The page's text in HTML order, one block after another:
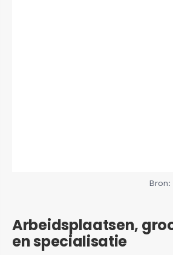
Bron:
Arbeidsplaatsen,
en specialisatie